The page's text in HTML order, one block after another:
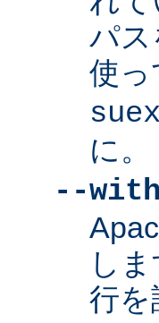
パ
使っ
に。
--
し
行を